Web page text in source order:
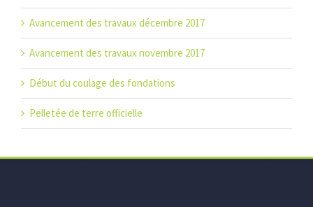
Avancement des travaux décembre 2017
Avancement des travaux novembre 2017
Début du coulage des fondations
Pelletée de terre officielle